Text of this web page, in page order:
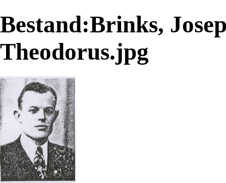
Bestand:Brinks,
Theodorus.jpg